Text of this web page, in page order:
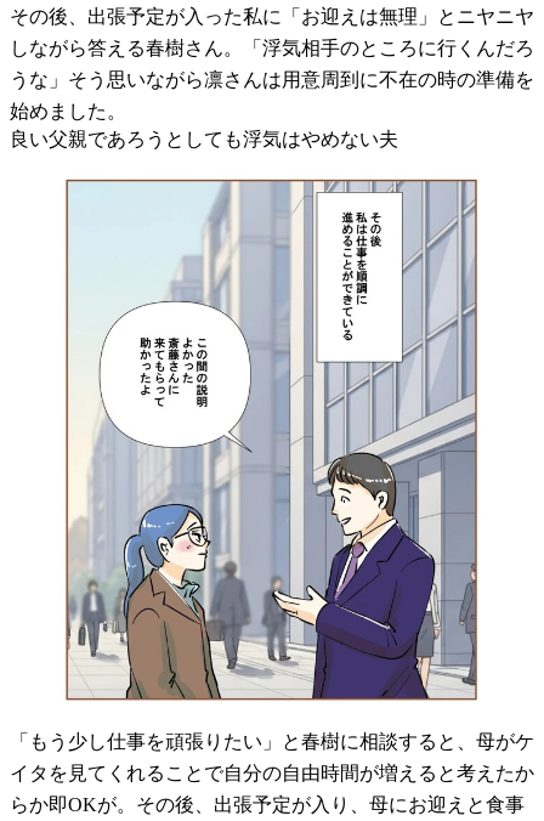
その後、出張予定が入った私に「お迎えは無理」とニヤニヤ
しながら答える春樹さん。「浮気相手のところに行くんだろ
うな」そう思いながら凛さんは用意周到に不在の時の準備を
始めました。
良い父親であろうとしても浮気はやめない夫
「もう少し仕事を頑張りたい」と春樹に相談すると、母がケ
イタを見てくれることで自分の自由時間が増えると考えたか
らか即OKが。その後、出張予定が入り、母にお迎えと食事